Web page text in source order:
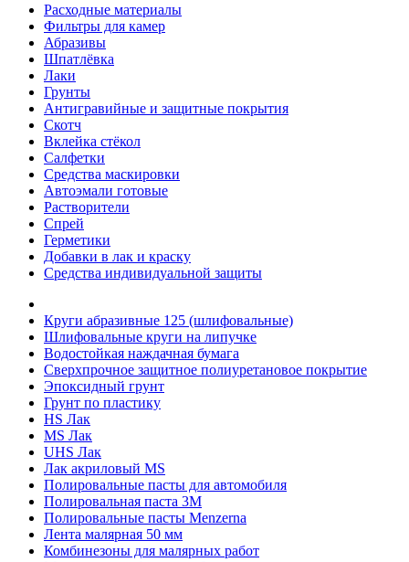
Расходные материалы
Фильтры для камер
Абразивы
Шпатлёвка
Лаки
Грунты
Антигравийные и защитные покрытия
Скотч
Вклейка стёкол
Салфетки
Средства маскировки
Автоэмали готовые
Растворители
Спрей
Герметики
Добавки в лак и краску
Средства индивидуальной защиты
Круги абразивные 125 (шлифовальные)
Шлифовальные круги на липучке
Водостойкая наждачная бумага
Сверхпрочное защитное полиуретановое покрытие
Эпоксидный грунт
Грунт по пластику
HS Лак
MS Лак
UHS Лак
Лак акриловый MS
Полировальные пасты для автомобиля
Полировальная паста 3М
Полировальные пасты Menzerna
Лента малярная 50 мм
Комбинезоны для малярных работ